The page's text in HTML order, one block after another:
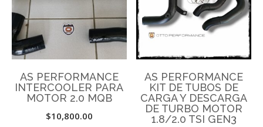
AS PERFORMANCE
INTERCOOLER PARA
MOTOR 2.0 MQB
$10,800.00
AS PERFORMANCE
KIT DE TUBOS DE
CARGA Y DESCARGA
DE TURBO MOTOR
1.8/2.0 TSI GEN3